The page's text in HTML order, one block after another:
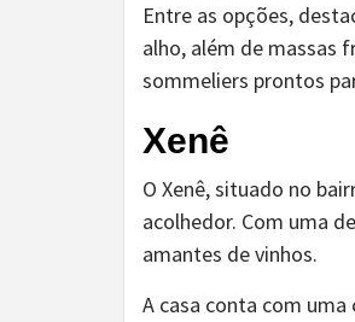
Entre as opções,
alho, além de massas
sommeliers prontos
Xenê
O Xenê, situado no
acolhedor. Com uma
amantes de vinhos.
A casa conta com